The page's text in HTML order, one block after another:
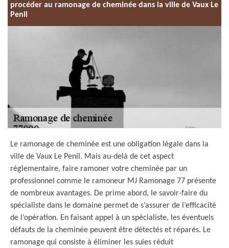
procéder au ramonage de cheminée dans la ville de Vaux Le
Penil
Le ramonage de cheminée est une obligation légale dans la
ville de Vaux Le Penil. Mais au-delà de cet aspect
réglementaire, faire ramoner votre cheminée par un
professionnel comme le ramoneur MJ Ramonage 77 présente
de nombreux avantages. De prime abord, le savoir-faire du
spécialiste dans le domaine permet de s’assurer de l’efficacité
de l’opération. En faisant appel à un spécialiste, les éventuels
défauts de la cheminée peuvent être détectés et réparés. Le
ramonage qui consiste à éliminer les suies réduit